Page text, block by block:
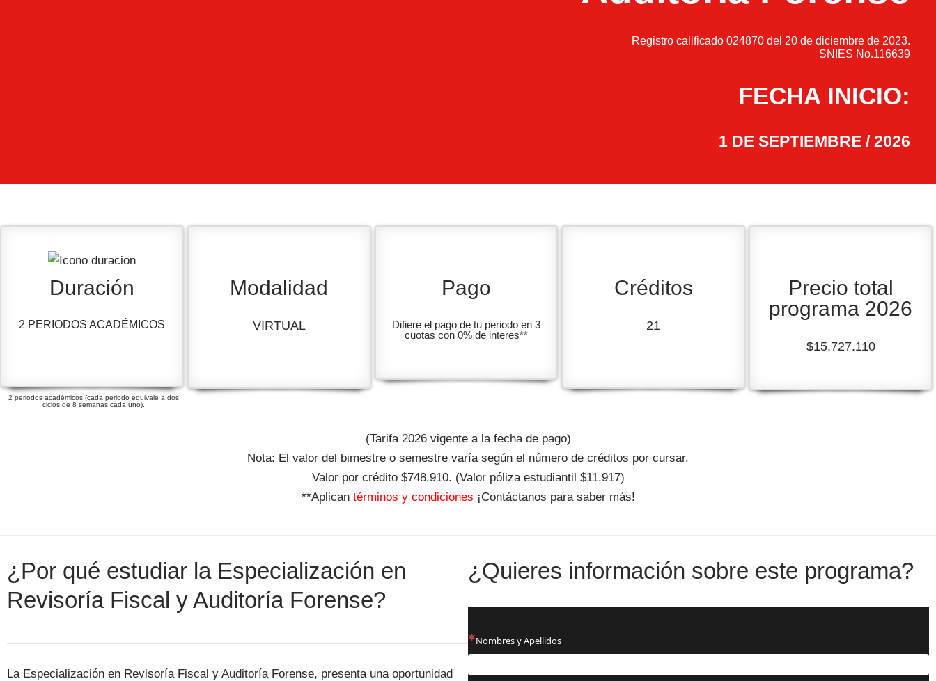
Registro calificado 024870 del 20 de diciembre de 2023.
SNIES No.116639
FECHA INICIO:
1 DE SEPTIEMBRE / 2026
Duración
2 PERIODOS ACADÉMICOS
2 periodos académicos (cada periodo equivale a dos
ciclos de 8 semanas cada uno).
Modalidad
VIRTUAL
Pago
Difiere el pago de tu periodo en 3
cuotas con 0% de interes**
Créditos
21
Precio total
programa 2026
$15.727.110
(Tarifa 2026 vigente a la fecha de pago)
Nota: El valor del bimestre o semestre varía según el número de créditos por cursar.
Valor por crédito $748.910. (Valor póliza estudiantil $11.917)
**Aplican términos y condiciones ¡Contáctanos para saber más!
¿Por qué estudiar la Especialización en
Revisoría Fiscal y Auditoría Forense?
La Especialización en Revisoría Fiscal y Auditoría Forense, presenta una oportunidad
¿Quieres información sobre este programa?